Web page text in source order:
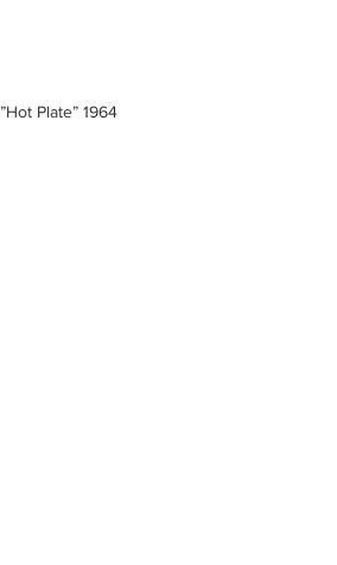
”Hot Plate” 1964